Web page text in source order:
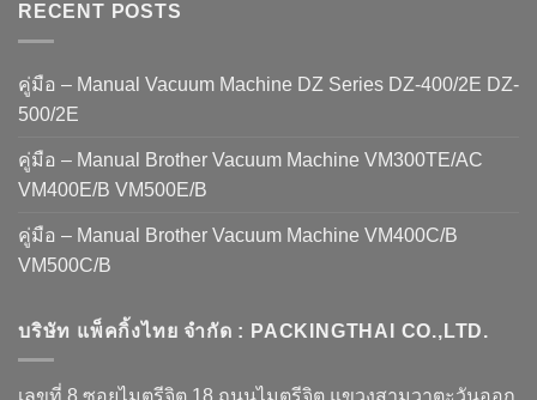
RECENT POSTS
คู่มือ – Manual Vacuum Machine DZ Series DZ-400/2E DZ-
500/2E
คู่มือ – Manual Brother Vacuum Machine VM300TE/AC
VM400E/B VM500E/B
คู่มือ – Manual Brother Vacuum Machine VM400C/B
VM500C/B
บริษัท แพ็คกิ้งไทย จำกัด : PACKINGTHAI CO.,LTD.